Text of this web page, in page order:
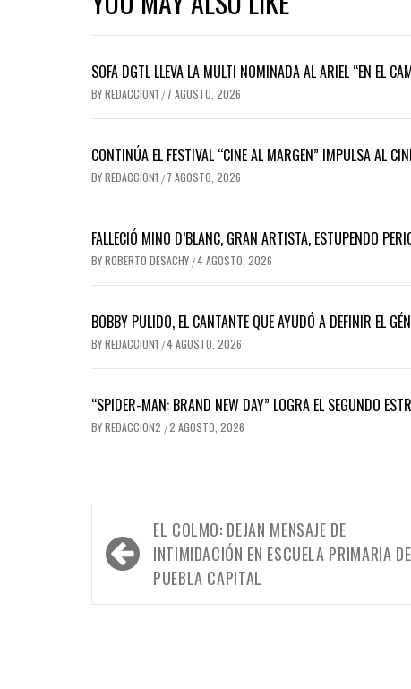
SOFA DGTL LLEVA LA MULTI NOMINADA AL ARIEL “EN EL
BYREDACCION1 / 7 AGOSTO, 2026
CONTINÚA EL FESTIVAL “CINE AL MARGEN” IMPULSA AL
BYREDACCION1 / 7 AGOSTO, 2026
FALLECIÓ MINO D’BLANC, GRAN ARTISTA, ESTUPENDO
BYROBERTO DESACHY /4 AGOSTO, 2026
BOBBY PULIDO, EL CANTANTE QUE AYUDÓ A DEFINIR EL
BYREDACCION1 /4 AGOSTO, 2026
“SPIDER-MAN: BRAND NEW DAY” LOGRA EL SEGUNDO
BYREDACCION2 /2 AGOSTO, 2026
Navegación
de
entradas
EL COLMO: DEJAN MENSAJE DE
INTIMIDACIÓN EN ESCUELA PRIMARIA DE
PUEBLA CAPITAL